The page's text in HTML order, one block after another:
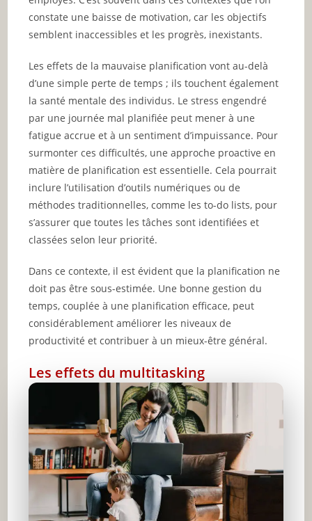
constate une baisse de motivation, car les objectifs
semblent inaccessibles et les progrès, inexistants.
Les effets de la mauvaise planification vont au-delà
d’une simple perte de temps ; ils touchent également
la santé mentale des individus. Le stress engendré
par une journée mal planifiée peut mener à une
fatigue accrue et à un sentiment d’impuissance. Pour
surmonter ces difficultés, une approche proactive en
matière de planification est essentielle. Cela pourrait
inclure l’utilisation d’outils numériques ou de
méthodes traditionnelles, comme les to-do lists, pour
s’assurer que toutes les tâches sont identifiées et
classées selon leur priorité.
Dans ce contexte, il est évident que la planification ne
doit pas être sous-estimée. Une bonne gestion du
temps, couplée à une planification efficace, peut
considérablement améliorer les niveaux de
productivité et contribuer à un mieux-être général.
Les effets du multitasking